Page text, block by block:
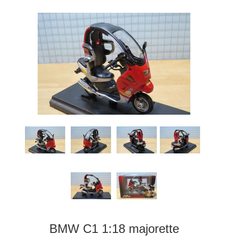
BMW C1 1:18 majorette